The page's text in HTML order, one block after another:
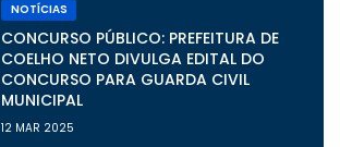
NOTÍCIAS
CONCURSO PÚBLICO: PREFEITURA DE
COELHO NETO DIVULGA EDITAL DO
CONCURSO PARA GUARDA CIVIL
MUNICIPAL
12 MAR 2025